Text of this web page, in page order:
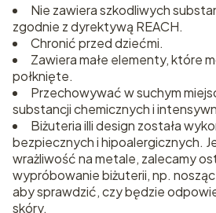
Nie zawiera szkodliwych
zgodnie z dyrektywą REACH.
Chronić przed dziećmi.
Zawiera małe elementy, które
połknięte.
Przechowywać w suchym
substancji chemicznych i
Biżuteria illi design została
bezpiecznych i hipoalergicznych.
wrażliwość na metale, zalecamy
wypróbowanie biżuterii, np.
aby sprawdzić, czy będzie
skóry.